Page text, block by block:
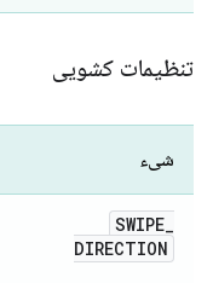
تنظیمات کشویی
شیء
SWIPE_
DIRECTION